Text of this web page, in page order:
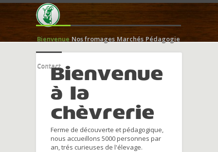
Bienvenue Nos fromages Marchés Pédagogie
ContactBienvenue
à la
chèvrerie
Ferme de découverte et pédagogique,
nous accueillons 5000 personnes par
an, trés curieuses de l'élevage.